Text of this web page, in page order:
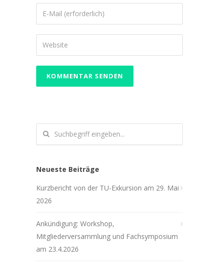
Neueste Beiträge
Kurzbericht von der TU-Exkursion am 29. Mai
2026
Ankündigung: Workshop,
Mitgliederversammlung und Fachsymposium
am 23.4.2026